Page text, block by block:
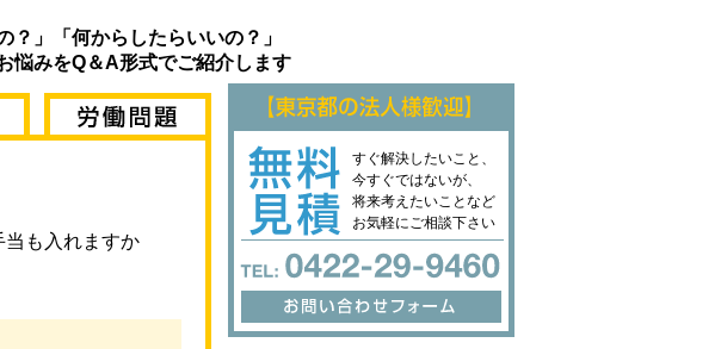
？」「何からしたらいいの？」
悩みをQ＆A形式でご紹介します
当も入れますか
すぐ解決したいこと、
今すぐではないが、
将来考えたいことなど
お気軽にご相談下さい